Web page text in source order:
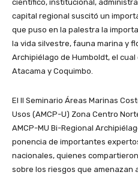
científico, institucional,
capital regional suscitó un
que puso en la palestra la
la vida silvestre, fauna marina y
Archipiélago de Humboldt, el
Atacama y Coquimbo.
El II Seminario Áreas Marinas
Usos (AMCP-U) Zona Centro
AMCP-MU Bi-Regional
ponencia de importantes
nacionales, quienes
sobre los riesgos que amenazan